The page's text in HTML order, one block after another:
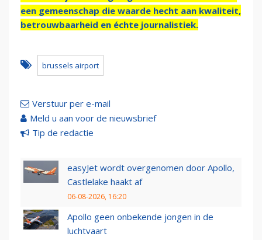
een gemeenschap die waarde hecht aan kwaliteit,
betrouwbaarheid en échte journalistiek.
brussels airport
Verstuur per e-mail
Meld u aan voor de nieuwsbrief
Tip de redactie
easyJet wordt overgenomen door Apollo,
Castlelake haakt af
06-08-2026, 16:20
Apollo geen onbekende jongen in de
luchtvaart